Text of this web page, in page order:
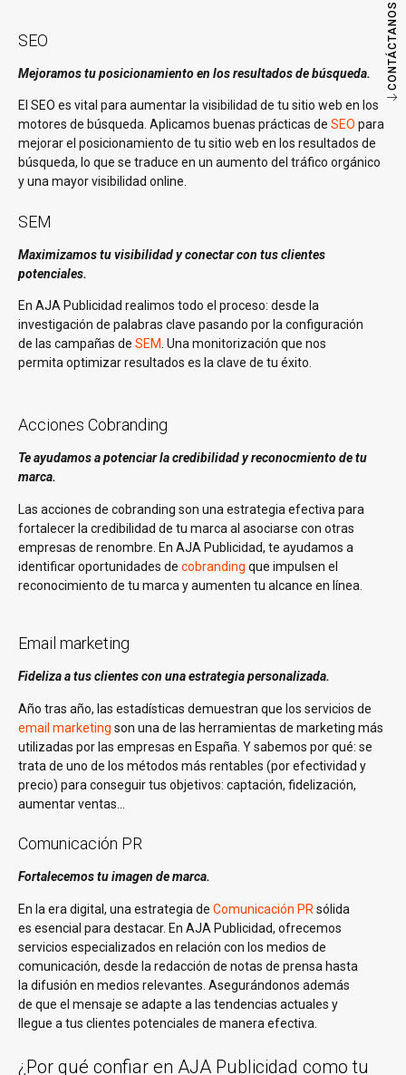
CONTÁCTANOS
SEO
Mejoramos tu posicionamiento en los resultados de búsqueda.
El SEO es vital para aumentar la visibilidad de tu sitio web en los
motores de búsqueda. Aplicamos buenas prácticas de SEO para
mejorar el posicionamiento de tu sitio web en los resultados de
búsqueda, lo que se traduce en un aumento del tráfico orgánico
y una mayor visibilidad online.
SEM
Maximizamos tu visibilidad y conectar con tus clientes
potenciales.
En AJA Publicidad realimos todo el proceso: desde la
investigación de palabras clave pasando por la configuración
de las campañas de SEM. Una monitorización que nos
permita optimizar resultados es la clave de tu éxito.
Acciones Cobranding
Te ayudamos a potenciar la credibilidad y reconocmiento de tu
marca.
Las acciones de cobranding son una estrategia efectiva para
fortalecer la credibilidad de tu marca al asociarse con otras
empresas de renombre. En AJA Publicidad, te ayudamos a
identificar oportunidades de cobranding que impulsen el
reconocimiento de tu marca y aumenten tu alcance en línea.
Email marketing
Fideliza a tus clientes con una estrategia personalizada.
Año tras año, las estadísticas demuestran que los servicios de
email marketing son una de las herramientas de marketing más
utilizadas por las empresas en España. Y sabemos por qué: se
trata de uno de los métodos más rentables (por efectividad y
precio) para conseguir tus objetivos: captación, fidelización,
aumentar ventas…
Comunicación PR
Fortalecemos tu imagen de marca.
En la era digital, una estrategia de Comunicación PR sólida
es esencial para destacar. En AJA Publicidad, ofrecemos
servicios especializados en relación con los medios de
comunicación, desde la redacción de notas de prensa hasta
la difusión en medios relevantes. Asegurándonos además
de que el mensaje se adapte a las tendencias actuales y
llegue a tus clientes potenciales de manera efectiva.
¿Por qué confiar en AJA Publicidad como tu